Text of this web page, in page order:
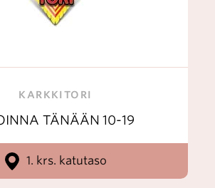
KARKKITORI
TÄNÄÄN 10-19
1. krs. katutaso